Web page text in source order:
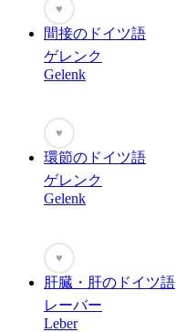
♥
間接のドイツ語
ゲレンク
Gelenk
♥
環節のドイツ語
ゲレンク
Gelenk
♥
肝臓・肝のドイツ語
レーバー
Leber